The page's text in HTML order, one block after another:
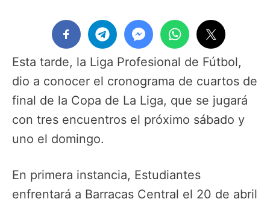
Esta tarde, la Liga Profesional de Fútbol,
dio a conocer el cronograma de cuartos de
final de la Copa de La Liga, que se jugará
con tres encuentros el próximo sábado y
uno el domingo.
En primera instancia, Estudiantes
enfrentará a Barracas Central el 20 de abril